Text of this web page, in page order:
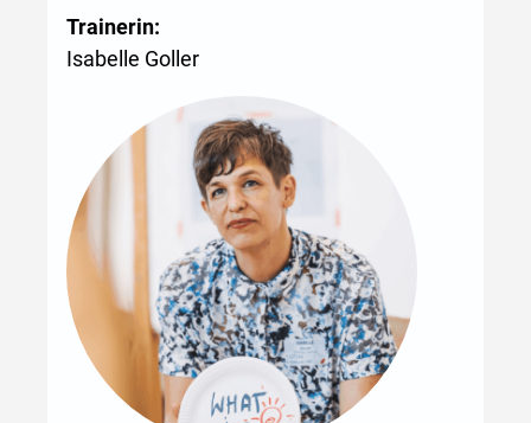
Trainerin:
Isabelle Goller